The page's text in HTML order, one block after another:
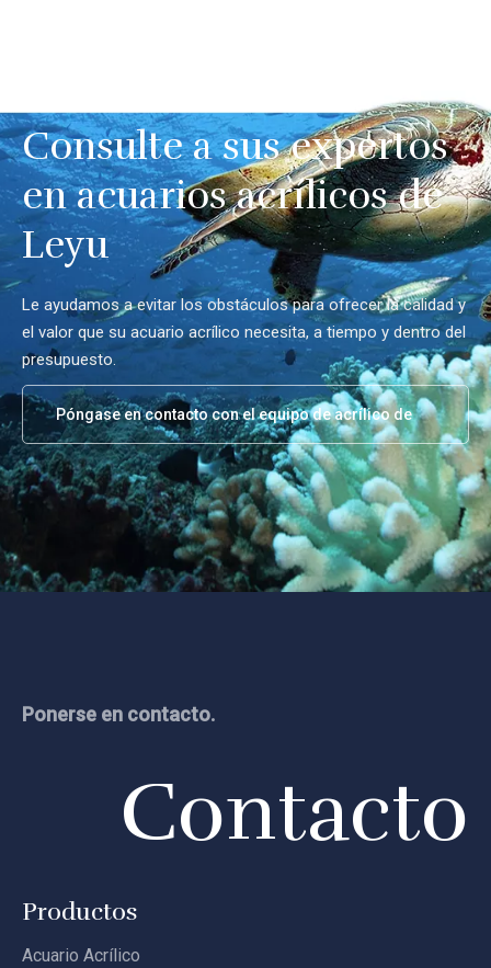
Consulte a sus expertos
en acuarios acrílicos de
Leyu
Le ayudamos a evitar los obstáculos para ofrecer la calidad y
el valor que su acuario acrílico necesita, a tiempo y dentro del
presupuesto.
Póngase en contacto con el equipo de acrílico de
Leyu
Ponerse en contacto.
Contacto
Productos
Acuario Acrílico